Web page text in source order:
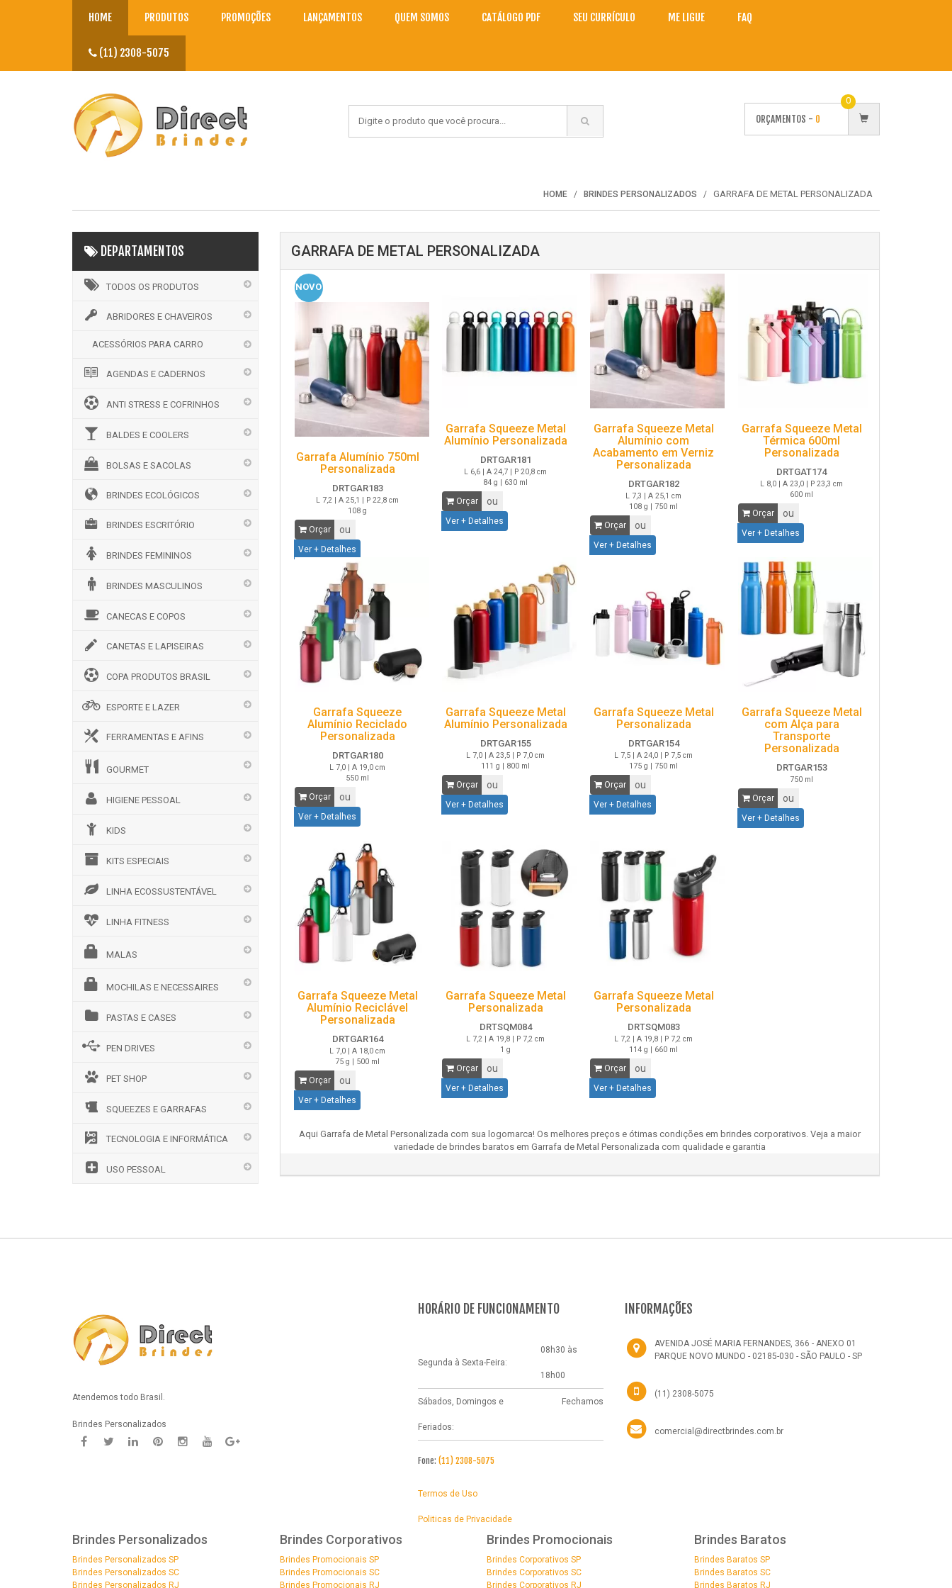
HOME PRODUTOS PROMOÇÕES LANÇAMENTOS QUEM SOMOS CATÁLOGO PDF SEU CURRÍCULO ME LIGUE FAQ
(11) 2308-5075
ORÇAMENTOS - 0
0
HOME BRINDES PERSONALIZADOS GARRAFA DE METAL PERSONALIZADA
DEPARTAMENTOS
TODOS OS PRODUTOS
ABRIDORES E CHAVEIROS
ACESSÓRIOS PARA CARRO
AGENDAS E CADERNOS
ANTI STRESS E COFRINHOS
BALDES E COOLERS
BOLSAS E SACOLAS
BRINDES ECOLÓGICOS
BRINDES ESCRITÓRIO
BRINDES FEMININOS
BRINDES MASCULINOS
CANECAS E COPOS
CANETAS E LAPISEIRAS
COPA PRODUTOS BRASIL
ESPORTE E LAZER
FERRAMENTAS E AFINS
GOURMET
HIGIENE PESSOAL
KIDS
KITS ESPECIAIS
LINHA ECOSSUSTENTÁVEL
LINHA FITNESS
MALAS
MOCHILAS E NECESSAIRES
PASTAS E CASES
PEN DRIVES
PET SHOP
SQUEEZES E GARRAFAS
TECNOLOGIA E INFORMÁTICA
USO PESSOAL
GARRAFA DE METAL PERSONALIZADA
NOVO
Garrafa Alumínio 750ml
Personalizada
DRTGAR183
L 7,2 | A 25,1 | P 22,8 cm
108 g
Orçar ou
Ver + Detalhes
Garrafa Squeeze Metal
Alumínio Personalizada
DRTGAR181
L 6,6 | A 24,7 | P 20,8 cm
84 g | 630 ml
Orçar ou
Ver + Detalhes
Garrafa Squeeze Metal
Alumínio com
Acabamento em Verniz
Personalizada
DRTGAR182
L 7,3 | A 25,1 cm
108 g | 750 ml
Orçar ou
Ver + Detalhes
Garrafa Squeeze Metal
Térmica 600ml
Personalizada
DRTGAT174
L 8,0 | A 23,0 | P 23,3 cm
600 ml
Orçar ou
Ver + Detalhes
Garrafa Squeeze
Alumínio Reciclado
Personalizada
DRTGAR180
L 7,0 | A 19,0 cm
550 ml
Orçar ou
Ver + Detalhes
Garrafa Squeeze Metal
Alumínio Personalizada
DRTGAR155
L 7,0 | A 23,5 | P 7,0 cm
111 g | 800 ml
Orçar ou
Ver + Detalhes
Garrafa Squeeze Metal
Personalizada
DRTGAR154
L 7,5 | A 24,0 | P 7,5 cm
175 g | 750 ml
Orçar ou
Ver + Detalhes
Garrafa Squeeze Metal
com Alça para
Transporte
Personalizada
DRTGAR153
750 ml
Orçar ou
Ver + Detalhes
Garrafa Squeeze Metal
Alumínio Reciclável
Personalizada
DRTGAR164
L 7,0 | A 18,0 cm
75 g | 500 ml
Orçar ou
Ver + Detalhes
Garrafa Squeeze Metal
Personalizada
DRTSQM084
L 7,2 | A 19,8 | P 7,2 cm
1 g
Orçar ou
Ver + Detalhes
Garrafa Squeeze Metal
Personalizada
DRTSQM083
L 7,2 | A 19,8 | P 7,2 cm
114 g | 660 ml
Orçar ou
Ver + Detalhes
Aqui Garrafa de Metal Personalizada com sua logomarca! Os melhores preços e ótimas condições em brindes corporativos. Veja a maior
variedade de brindes baratos em Garrafa de Metal Personalizada com qualidade e garantia
Atendemos todo Brasil.
Brindes Personalizados
HORÁRIO DE FUNCIONAMENTO
Segunda à Sexta-Feira:
08h30 às
18h00
Sábados, Domingos e
Feriados:
Fechamos
Fone: (11) 2308-5075
Termos de Uso
Politicas de Privacidade
INFORMAÇÕES
AVENIDA JOSÉ MARIA FERNANDES, 366 - ANEXO 01
PARQUE NOVO MUNDO - 02185-030 - SÃO PAULO - SP
(11) 2308-5075
comercial@directbrindes.com.br
Brindes Personalizados
Brindes Personalizados SP
Brindes Personalizados SC
Brindes Personalizados RJ
Brindes Corporativos
Brindes Promocionais SP
Brindes Promocionais SC
Brindes Promocionais RJ
Brindes Promocionais
Brindes Corporativos SP
Brindes Corporativos SC
Brindes Corporativos RJ
Brindes Baratos
Brindes Baratos SP
Brindes Baratos SC
Brindes Baratos RJ